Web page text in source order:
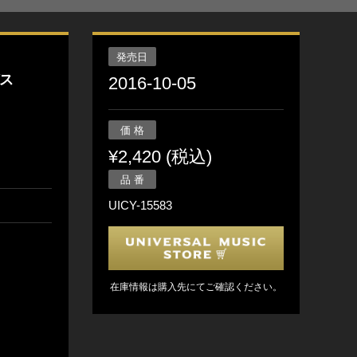
発売日
2016-10-05
価 格
¥2,420 (税込)
品 番
UICY-15583
在庫情報は購入先にてご確認ください。